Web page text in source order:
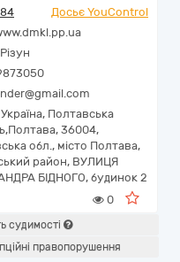
Досьє YouControl
Україна, Полтавська
Полтава, 36004,
обл., місто Полтава,
район, ВУЛИЦЯ
БІДНОГО, будинок 2
0
судимості
правопорушення